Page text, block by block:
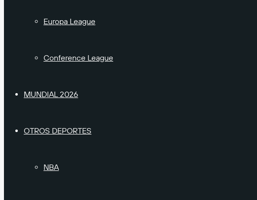
Europa League
Conference League
MUNDIAL 2026
OTROS DEPORTES
NBA